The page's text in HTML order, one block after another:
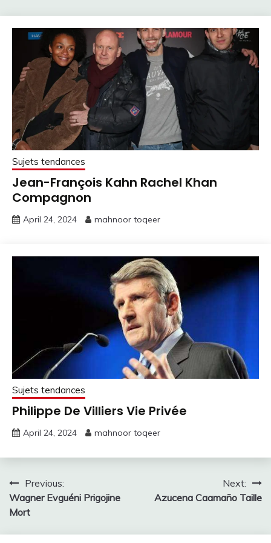
Sujets tendances
Jean-François Kahn Rachel Khan
Compagnon
April 24, 2024 mahnoor toqeer
Sujets tendances
Philippe De Villiers Vie Privée
April 24, 2024 mahnoor toqeer
Post
navigation
Previous:
Wagner Evguéni Prigojine
Mort
Next:
Azucena Caamaño Taille